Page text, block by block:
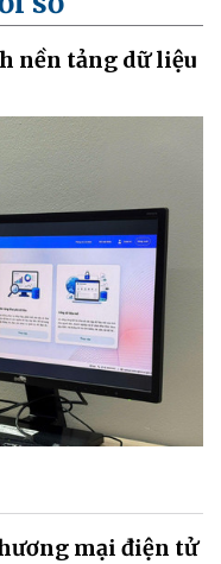
nền tảng dữ liệu
mại điện tử